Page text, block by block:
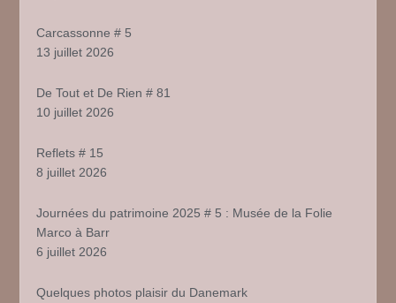
Carcassonne # 5
13 juillet 2026
De Tout et De Rien # 81
10 juillet 2026
Reflets # 15
8 juillet 2026
Journées du patrimoine 2025 # 5 : Musée de la Folie
Marco à Barr
6 juillet 2026
Quelques photos plaisir du Danemark